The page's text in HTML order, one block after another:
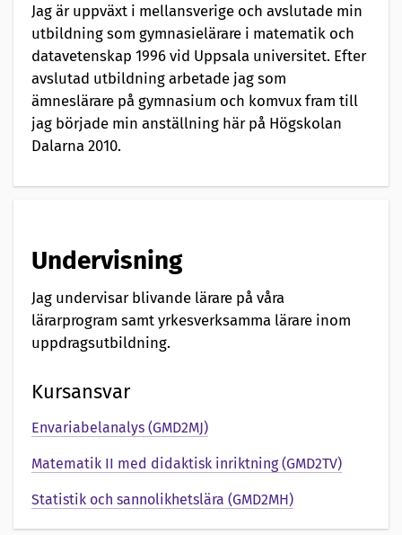
Jag är uppväxt i mellansverige och avslutade min
utbildning som gymnasielärare i matematik och
datavetenskap 1996 vid Uppsala universitet. Efter
avslutad utbildning arbetade jag som
ämneslärare på gymnasium och komvux fram till
jag började min anställning här på Högskolan
Dalarna 2010.
Undervisning
Jag undervisar blivande lärare på våra
lärarprogram samt yrkesverksamma lärare inom
uppdragsutbildning.
Kursansvar
Envariabelanalys (GMD2MJ)
Matematik II med didaktisk inriktning (GMD2TV)
Statistik och sannolikhetslära (GMD2MH)